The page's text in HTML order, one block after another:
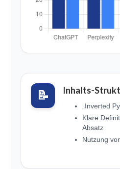
📝 Inhalts-
„Inverted
Klare
Absatz
Nutzung